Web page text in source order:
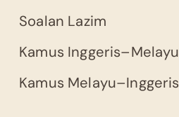
Soalan Lazim
Kamus Inggeris–Melayu
Kamus Melayu–Inggeris